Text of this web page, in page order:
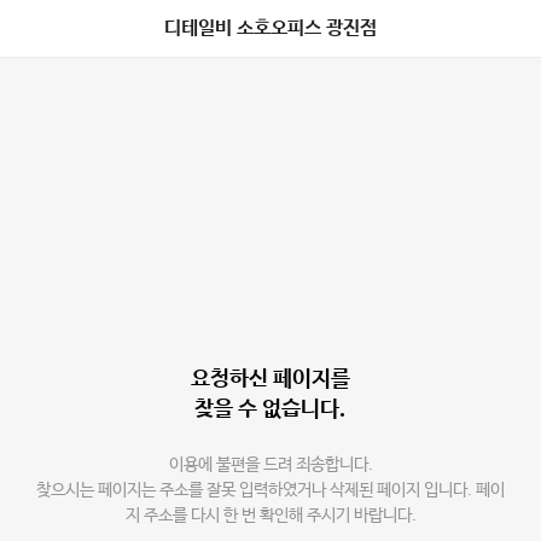
디테일비 소호오피스 광진점
요청하신 페이지를
찾을 수 없습니다.
이용에 불편을 드려 죄송합니다.
찾으시는 페이지는 주소를 잘못 입력하였거나 삭제된 페이지 입니다. 페이
지 주소를 다시 한 번 확인해 주시기 바랍니다.